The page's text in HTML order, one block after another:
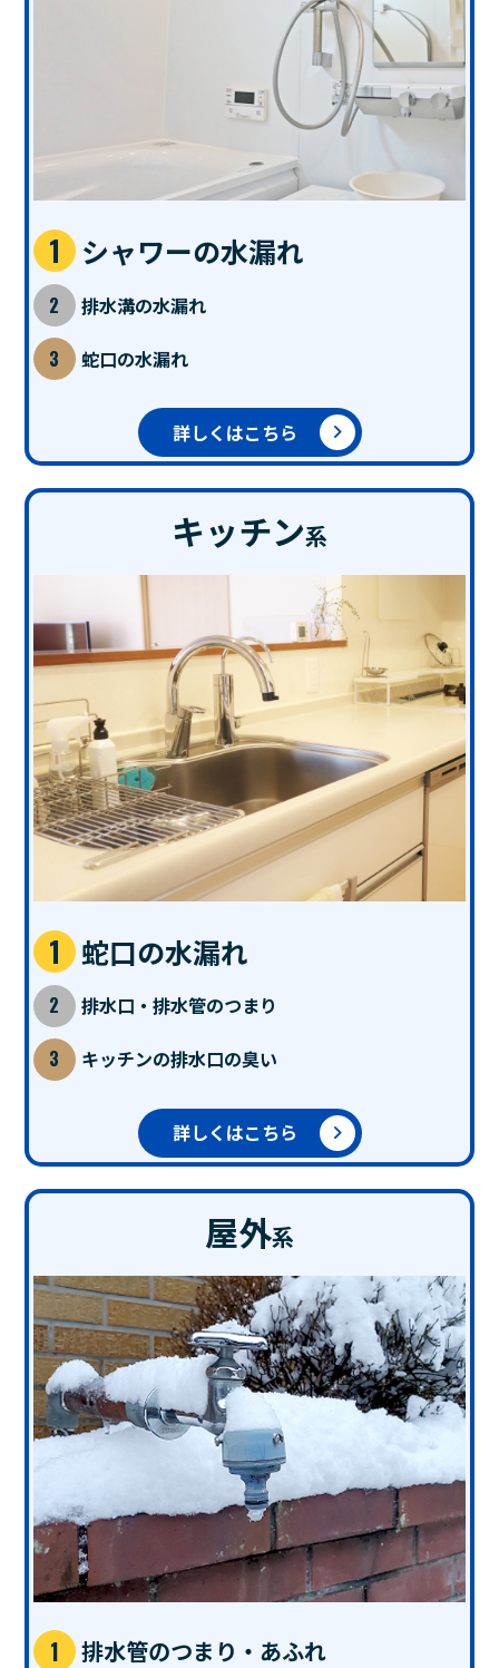
シャワーの水漏れ
排水溝の水漏れ
蛇口の水漏れ
詳しくはこちら
キッチン系
蛇口の水漏れ
排水口・排水管のつまり
キッチンの排水口の臭い
詳しくはこちら
屋外系
排水管のつまり・あふれ